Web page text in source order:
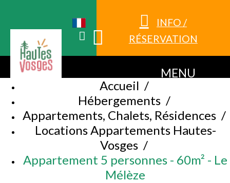
INFO /
RÉSERVATION
MENU
Accueil /
Hébergements /
Appartements, Chalets, Résidences /
Locations Appartements Hautes-
Vosges /
Appartement 5 personnes - 60m² - Le
Mélèze